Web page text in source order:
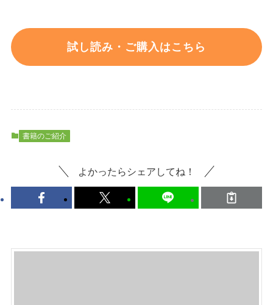
試し読み・ご購入はこちら
書籍のご紹介
よかったらシェアしてね！